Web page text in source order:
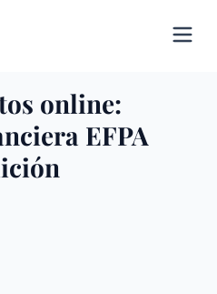
online:
EFPA